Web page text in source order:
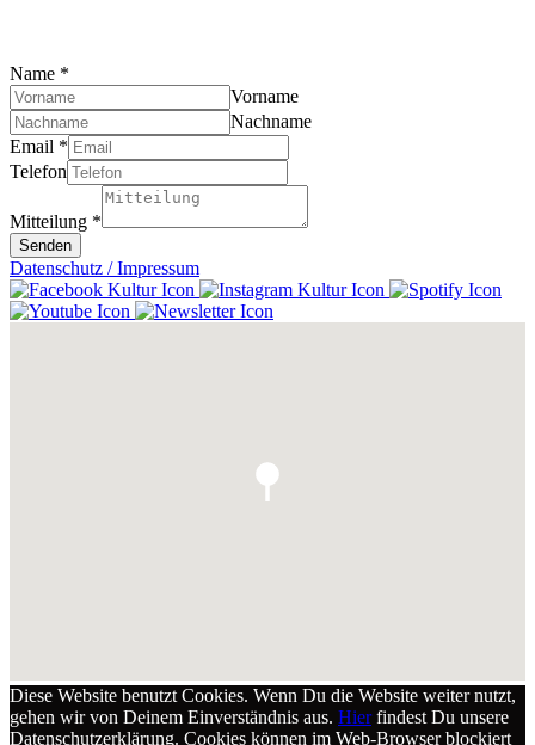
Name *
Vorname
Nachname
Email *
Telefon
Mitteilung *
Senden
Datenschutz / Impressum
Diese Website benutzt Cookies. Wenn Du die Website weiter nutzt,
gehen wir von Deinem Einverständnis aus. Hierfindest Du unsere
Datenschutzerklärung. Cookies können im Web-Browser blockiert